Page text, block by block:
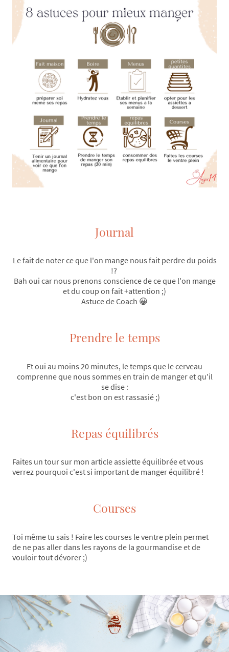
Journal
Le fait de noter ce que l'on mange nous fait perdre du poids
!?
Bah oui car nous prenons conscience de ce que l'on mange
et du coup on fait +attention ;)
Astuce de Coach 😀
Prendre le temps
Et oui au moins 20 minutes, le temps que le cerveau
comprenne que nous sommes en train de manger et qu'il
se dise :
c'est bon on est rassasié ;)
Repas équilibrés
Faites un tour sur mon article assiette équilibrée et vous
verrez pourquoi c'est si important de manger équilibré !
Courses
Toi même tu sais ! Faire les courses le ventre plein permet
de ne pas aller dans les rayons de la gourmandise et de
vouloir tout dévorer ;)